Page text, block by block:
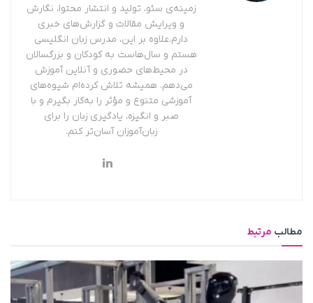
زمینه‌ی سئو، تولید و انتشار محتوا، نگارش
و ویرایش مقالات و گزارش‌های خبری
دارم.علاوه بر این، مدرس زبان انگلیسی
هستم و سال‌هاست به کودکان و بزرگسالان
در محیط‌های حضوری و آنلاین آموزش
می‌دهم. همیشه تلاش کرده‌ام شیوه‌های
آموزشی متنوع و مؤثر را به‌کار بگیرم و با
صبر و انگیزه، یادگیری زبان را برای
زبان‌آموزان آسان‌تر کنم.
مطالب مرتبط